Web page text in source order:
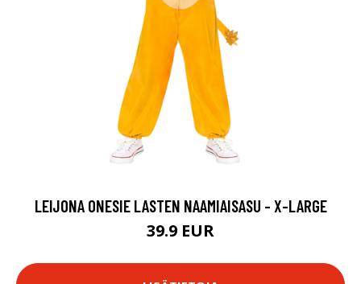
LEIJONA ONESIE LASTEN NAAMIAISASU - X-LARGE
39.9 EUR